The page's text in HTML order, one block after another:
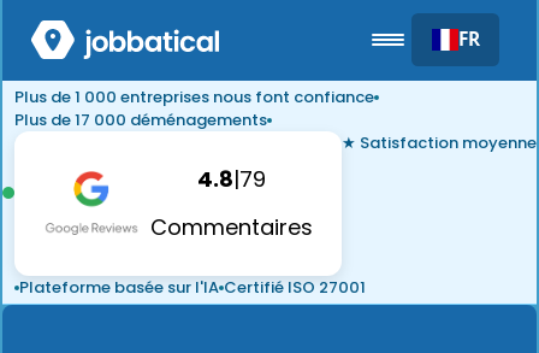
FR
Plus de 1 000 entreprises nous font confiance
Plus de 17 000 déménagements
4.8|79
Commentaires
★ Satisfaction moyenne
Plateforme basée sur l'IA Certifié ISO 27001